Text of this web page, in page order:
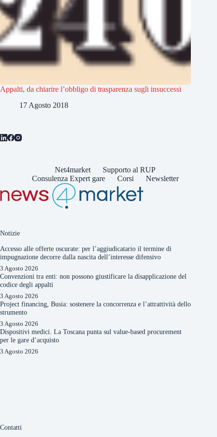
Appalti, da chiarire l’obbligo di trasparenza sugli insuccessi
17 Agosto 2018
Net4market
Supporto al RUP
Consulenza Expert gare
Corsi Newsletter
Notizie
Accesso alle offerte oscurate: per l’aggiudicatario il termine di
impugnazione decorre dalla nascita dell’interesse difensivo
3 Agosto 2026
Convenzioni tra enti: non possono giustificare la disapplicazione del
codice degli appalti
3 Agosto 2026
Project financing, Busia: sostenere la concorrenza e l’attrattività dello
strumento
3 Agosto 2026
Dispositivi medici. La Toscana punta sul value-based procurement
per le gare d’acquisto
3 Agosto 2026
Contatti